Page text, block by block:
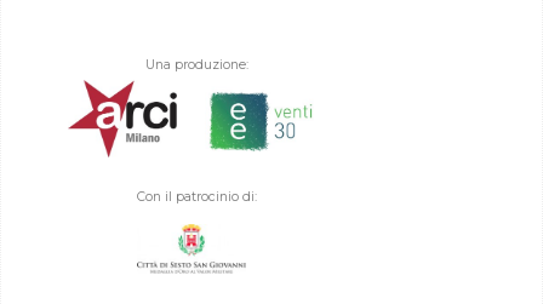
Una produzione:
Con il patrocinio di: